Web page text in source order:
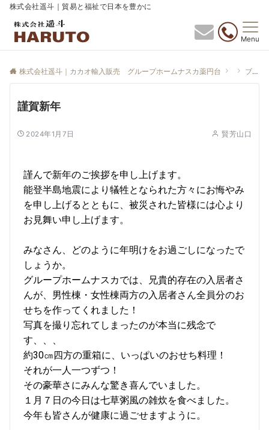
株式会社遥斗｜貿易と福祉で日本を豊かに
Menu
株式会社遥斗｜カカオ輸入販売 グループホームナスカ薬円台 ブログ
謹賀新年
2024年1月7日 賢芳山口
謹んで新年のご挨拶を申し上げます。
能登半島地震により犠牲となられた方々にお悔やみ
を申し上げるとともに、被災された皆様には心より
お見舞い申し上げます。
みなさん、どのように年明けをお過ごしになったで
しょうか。
グループホームナスカでは、兄貴的存在の入居者さ
んが、男性棟・女性棟両方の入居者さん全員分のお
せちを作ってくれました！
写真を撮り忘れてしまったのが本当に残念で
す、、、
約30㎝四方の重箱に、いっぱいのおせち料理！
それが一人一つずつ！
その豪華さにみんな驚き喜んでいました。
１月７日の今日は七草粥風の雑炊を食べました。
今年も皆さんが健康に過ごせますように。